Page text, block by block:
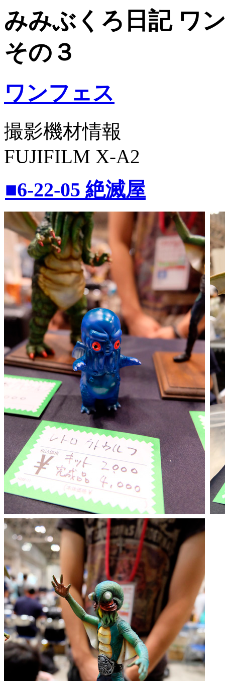
みみぶくろ日記 ワ
その３
ワンフェス
撮影機材情報
FUJIFILM X-A2
■6-22-05 絶滅屋